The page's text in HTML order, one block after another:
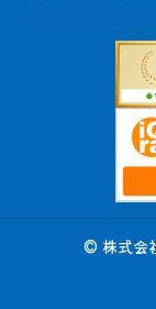
© 株式会